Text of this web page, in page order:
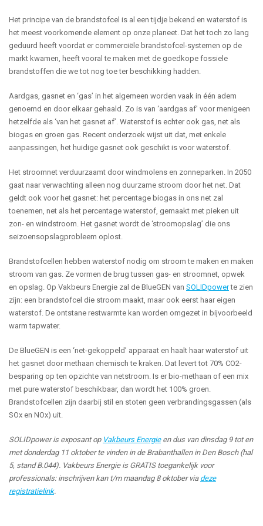
Het principe van de brandstofcel is al een tijdje bekend en waterstof is
het meest voorkomende element op onze planeet. Dat het toch zo lang
geduurd heeft voordat er commerciële brandstofcel-systemen op de
markt kwamen, heeft vooral te maken met de goedkope fossiele
brandstoffen die we tot nog toe ter beschikking hadden.
Aardgas, gasnet en ‘gas’ in het algemeen worden vaak in één adem
genoemd en door elkaar gehaald. Zo is van ‘aardgas af’ voor menigeen
hetzelfde als ‘van het gasnet af’. Waterstof is echter ook gas, net als
biogas en groen gas. Recent onderzoek wijst uit dat, met enkele
aanpassingen, het huidige gasnet ook geschikt is voor waterstof.
Het stroomnet verduurzaamt door windmolens en zonneparken. In 2050
gaat naar verwachting alleen nog duurzame stroom door het net. Dat
geldt ook voor het gasnet: het percentage biogas in ons net zal
toenemen, net als het percentage waterstof, gemaakt met pieken uit
zon- en windstroom. Het gasnet wordt de ‘stroomopslag’ die ons
seizoensopslagprobleem oplost.
Brandstofcellen hebben waterstof nodig om stroom te maken en maken
stroom van gas. Ze vormen de brug tussen gas- en stroomnet, opwek
en opslag. Op Vakbeurs Energie zal de BlueGEN van SOLIDpowerte zien
zijn: een brandstofcel die stroom maakt, maar ook eerst haar eigen
waterstof. De ontstane restwarmte kan worden omgezet in bijvoorbeeld
warm tapwater.
De BlueGEN is een ‘net-gekoppeld’ apparaat en haalt haar waterstof uit
het gasnet door methaan chemisch te kraken. Dat levert tot 70% CO2-
besparing op ten opzichte van netstroom. Is er bio-methaan of een mix
met pure waterstof beschikbaar, dan wordt het 100% groen.
Brandstofcellen zijn daarbij stil en stoten geen verbrandingsgassen (als
SOx en NOx) uit.
SOLIDpower is exposant op Vakbeurs Energieen dus van dinsdag 9 tot en
met donderdag 11 oktober te vinden in de Brabanthallen in Den Bosch (hal
5, stand B.044). Vakbeurs Energie is GRATIS toegankelijk voor
professionals: inschrijven kan t/m maandag 8 oktober via deze
registratielink.